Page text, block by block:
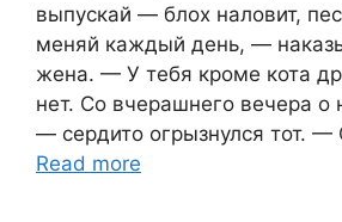
выпускай — блох наловит,
меняй каждый день, —
жена. — У тебя кроме кота
нет. Со вчерашнего вечера
— сердито огрызнулся тот. —
Read more